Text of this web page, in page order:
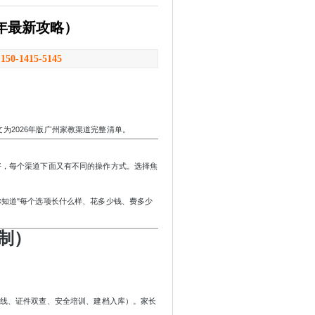
新攻略）
150-1415-5145
为2026年版广州家教渠道完整清单。
每个渠道下面又有不同的操作方式。选择焦
道"每个选项长什么样、花多少钱、费多少
）
、证件双查、安全培训、建档入库）。家长